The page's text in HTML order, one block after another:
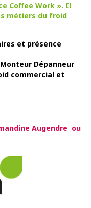
Coffee Work ». Il
métiers du froid
et présence
Dépanneur
commercial et
Augendre ou